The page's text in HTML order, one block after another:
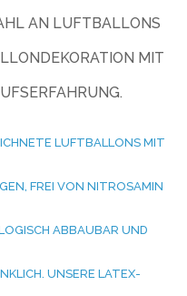
AN LUFTBALLONS
MIT
LUFTBALLONS MIT
FREI VON NITROSAMIN
ABBAUBAR UND
UNSERE LATEX-